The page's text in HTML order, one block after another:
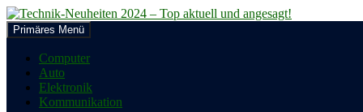
Zum
Inhalt
springen
Technik-Neuheiten 2024 – Top
Suchen
Primäres Menü
Computer
Auto
Elektronik
Kommunikation